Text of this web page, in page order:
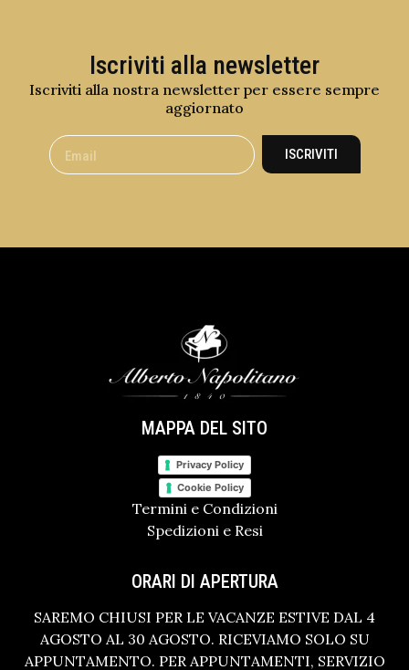
Iscriviti alla newsletter
Iscriviti alla nostra newsletter per essere sempre
aggiornato
ISCRIVITI
MAPPA DEL SITO
Privacy Policy
Cookie Policy
Termini e Condizioni
Spedizioni e Resi
ORARI DI APERTURA
SAREMO CHIUSI PER LE VACANZE ESTIVE DAL 4
AGOSTO AL 30 AGOSTO. RICEVIAMO SOLO SU
APPUNTAMENTO. PER APPUNTAMENTI, SERVIZIO